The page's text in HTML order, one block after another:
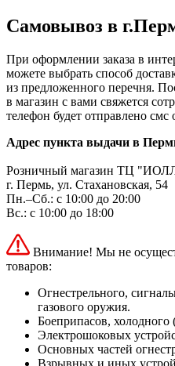
Самовывоз в
При оформлении заказа в
можете выбрать способ
из предложенного перечня.
в магазин с вами свяжется
телефон будет отправлено смс
Адрес пункта выдачи в
Розничный магазин ТЦ
г. Пермь, ул. Стахановская, 54
Пн.–Сб.: с 10:00 до 20:00
Вс.: с 10:00 до 18:00
Внимание! Мы не
товаров:
Огнестрельного,
газового оружия.
Боеприпасов, холодного
Электрошоковых
Основных частей
Взрывных и иных